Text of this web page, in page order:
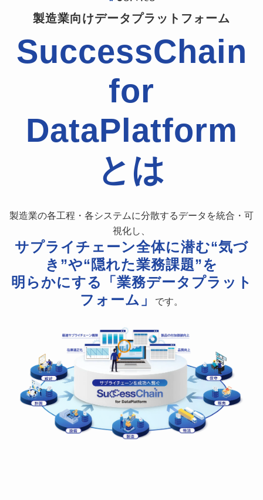
製造業向けデータプラットフォーム
SuccessChain
for
DataPlatform
とは
製造業の各工程・各システムに分散するデータを統合・可
視化し、
サプライチェーン全体に潜む“気づ
き”や“隠れた業務課題”を
明らかにする「業務データプラット
フォーム」
です。